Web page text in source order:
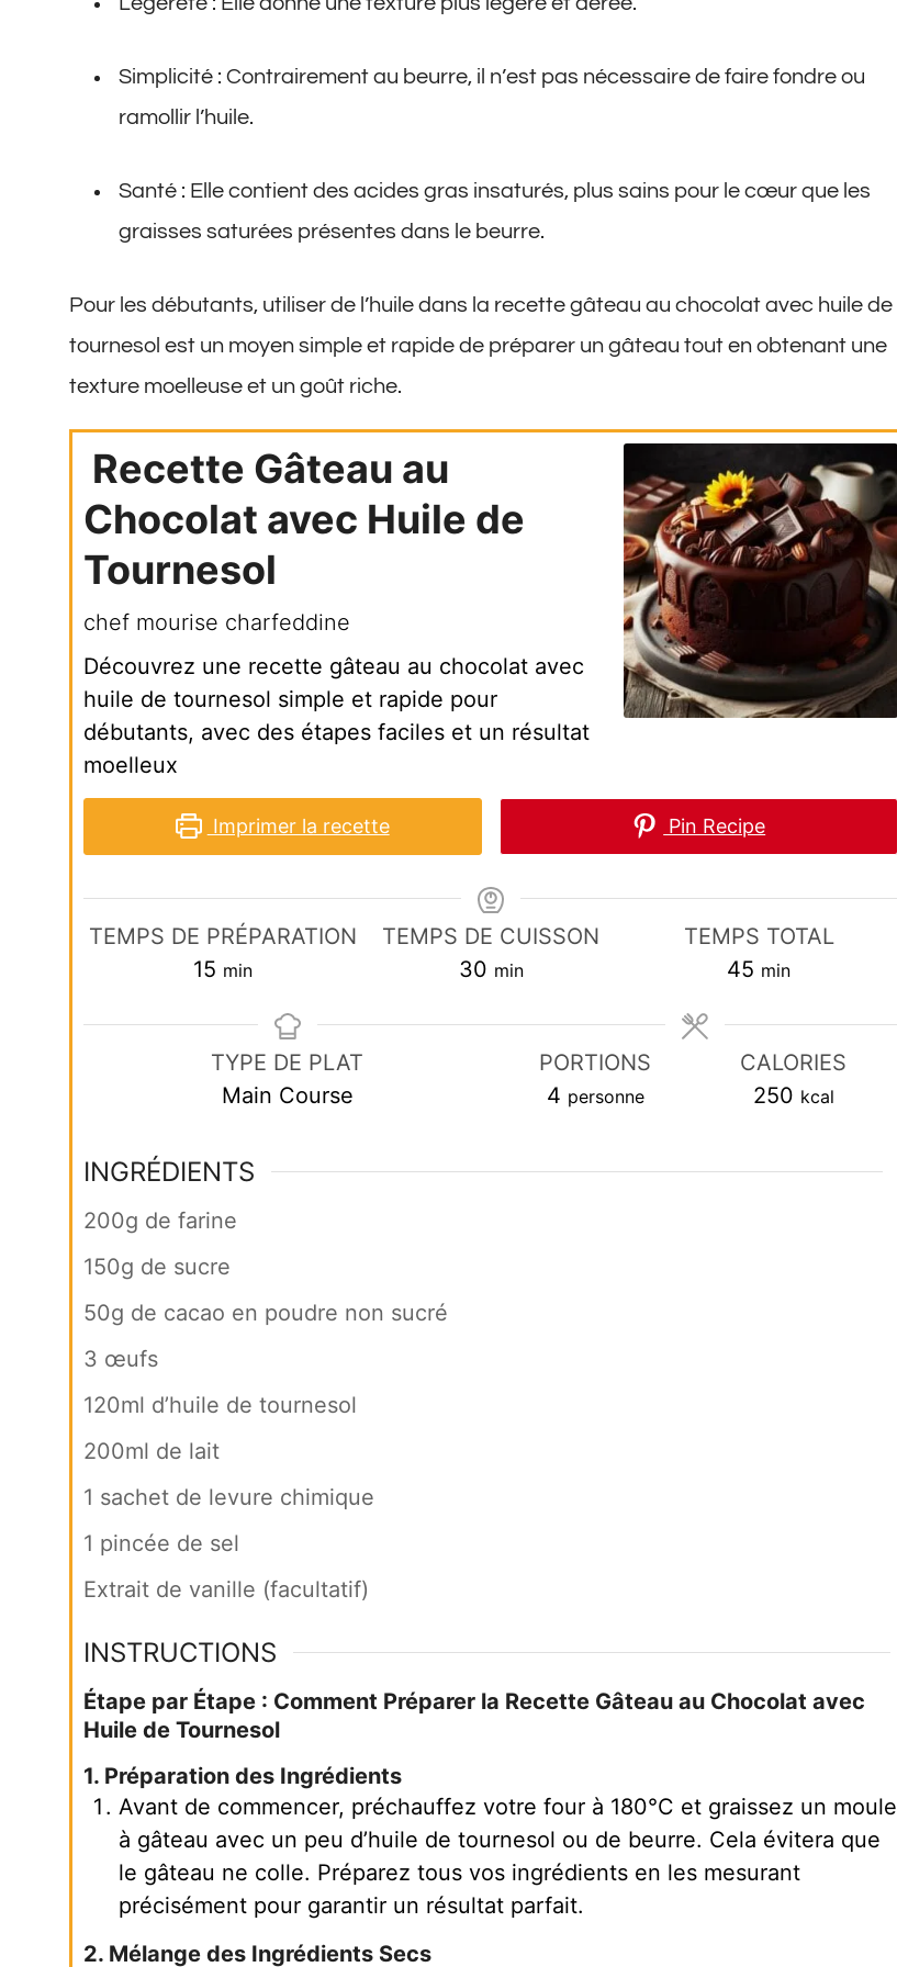
Simplicité : Contrairement au beurre, il n’est pas nécessaire de faire fondre ou
ramollir l’huile.
Santé : Elle contient des acides gras insaturés, plus sains pour le cœur que les
graisses saturées présentes dans le beurre.
Pour les débutants, utiliser de l’huile dans la recette gâteau au chocolat avec huile de
tournesol est un moyen simple et rapide de préparer un gâteau tout en obtenant une
texture moelleuse et un goût riche.
Recette Gâteau au
Chocolat avec Huile de
Tournesol
chef mourise charfeddine
Découvrez une recette gâteau au chocolat avec
huile de tournesol simple et rapide pour
débutants, avec des étapes faciles et un résultat
moelleux
Imprimer la recette Pin Recipe
TEMPS DE PRÉPARATION
15 minutes
min
TEMPS DE CUISSON
30minutes
min
TEMPS TOTAL
45 minutes
min
TYPE DE PLAT
Main Course
PORTIONS
4 personne
CALORIES
250 kcal
INGRÉDIENTS
200g de farine
150g de sucre
50g de cacao en poudre non sucré
3 œufs
120ml d’huile de tournesol
200ml de lait
1 sachet de levure chimique
1 pincée de sel
Extrait de vanille (facultatif)
INSTRUCTIONS
Étape par Étape : Comment Préparer la Recette Gâteau au Chocolat avec
Huile de Tournesol
1. Préparation des Ingrédients
Avant de commencer, préchauffez votre four à 180°C et graissez un moule
à gâteau avec un peu d’huile de tournesol ou de beurre. Cela évitera que
le gâteau ne colle. Préparez tous vos ingrédients en les mesurant
précisément pour garantir un résultat parfait.
2. Mélange des Ingrédients Secs